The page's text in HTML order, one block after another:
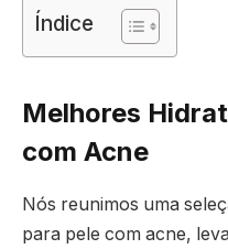
Índice
Melhores
com Acne
Nós reunimos uma
para pele com acne,